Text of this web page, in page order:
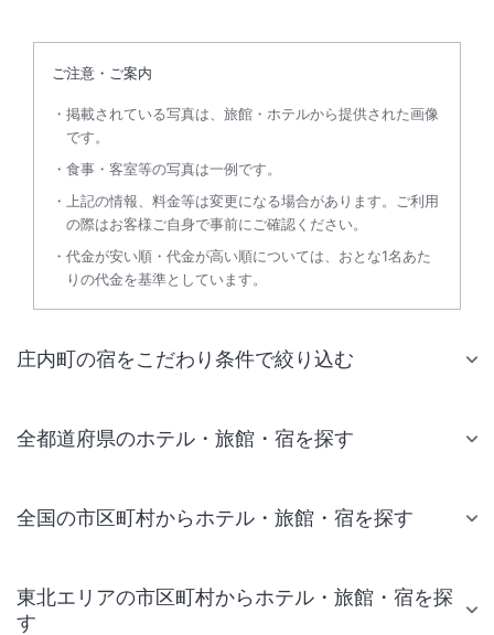
ご注意・ご案内
掲載されている写真は、旅館・ホテルから提供された画像
です。
食事・客室等の写真は一例です。
上記の情報、料金等は変更になる場合があります。ご利用
の際はお客様ご自身で事前にご確認ください。
代金が安い順・代金が高い順については、おとな1名あた
りの代金を基準としています。
庄内町の宿をこだわり条件で絞り込む
全都道府県のホテル・旅館・宿を探す
全国の市区町村からホテル・旅館・宿を探す
東北エリアの市区町村からホテル・旅館・宿を探
す